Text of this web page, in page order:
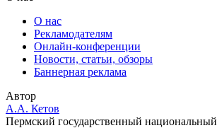
О нас
Рекламодателям
Онлайн-конференции
Новости, статьи, обзоры
Баннерная реклама
Автор
А.А. Кетов
Пермский государственный национальный